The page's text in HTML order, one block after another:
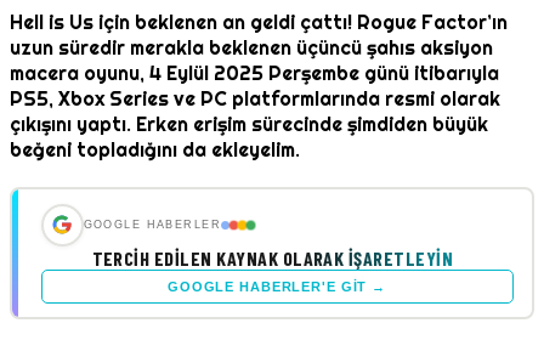
Hell is Us için beklenen an geldi çattı! Rogue Factor’ın
uzun süredir merakla beklenen üçüncü şahıs aksiyon
macera oyunu, 4 Eylül 2025 Perşembe günü itibarıyla
PS5, Xbox Series ve PC platformlarında resmi olarak
çıkışını yaptı. Erken erişim sürecinde şimdiden büyük
beğeni topladığını da ekleyelim.
GOOGLE HABERLER
TERCIH EDILEN KAYNAK OLARAK İŞARETLEYIN
GOOGLE HABERLER'E GIT →